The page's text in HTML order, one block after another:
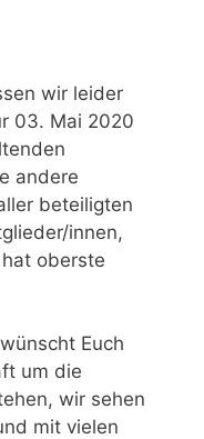
wir leider
03. Mai 2020
andere
beteiligten
innen,
oberste
Euch
um die
wir sehen
mit vielen